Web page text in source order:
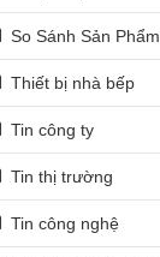
So Sánh Sản Phẩm
Thiết bị nhà bếp
Tin công ty
Tin thị trường
Tin công nghệ